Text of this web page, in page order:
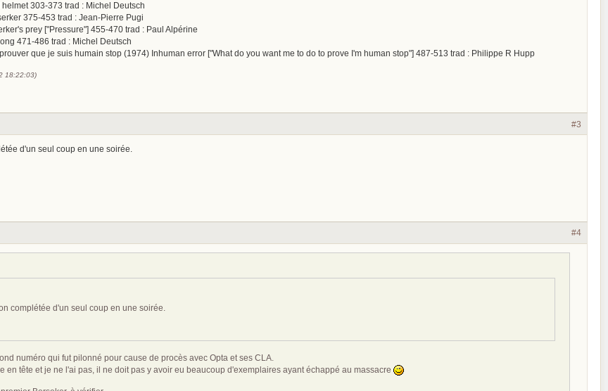
303-373 trad : Michel Deutsch
375-453 trad : Jean-Pierre Pugi
prey ["Pressure"] 455-470 trad : Paul Alpérine
471-486 trad : Michel Deutsch
que je suis humain stop (1974) Inhuman error ["What do you want me to do to prove I'm human stop"] 487-513 trad : Philippe R Hupp
18:22:03)
#3
d'un seul coup en une soirée.
#4
complétée d'un seul coup en une soirée.
numéro qui fut pilonné pour cause de procès avec Opta et ses CLA.
en tête et je ne l'ai pas, il ne doit pas y avoir eu beaucoup d'exemplaires ayant échappé au massacre